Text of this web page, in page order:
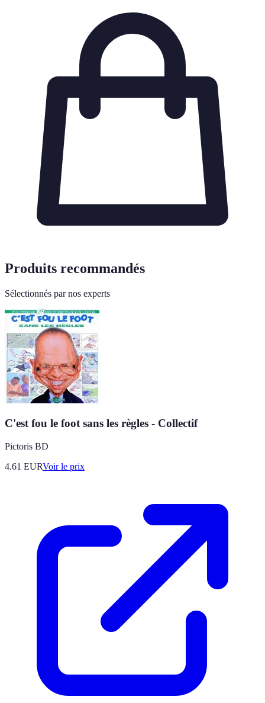
Produits recommandés
Sélectionnés par nos experts
C'est fou le foot sans les règles - Collectif
Pictoris BD
4.61 EURVoir le prix